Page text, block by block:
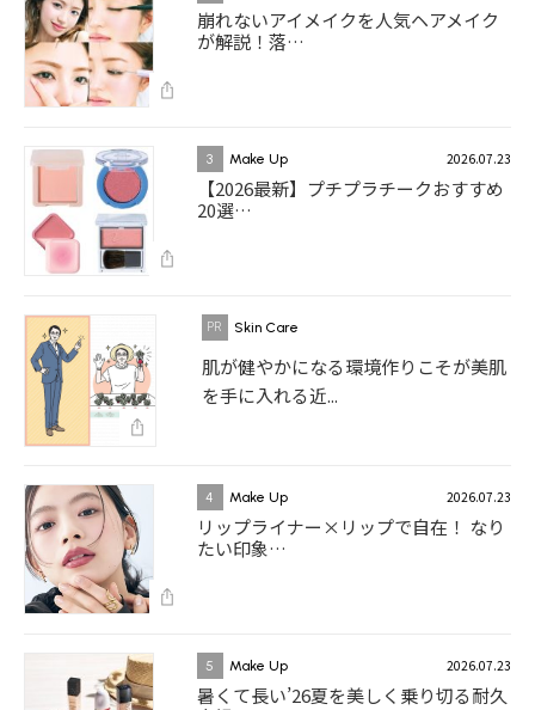
崩れないアイメイクを人気ヘアメイク
が解説！落…
3 Make Up 2026.07.23
【2026最新】プチプラチークおすすめ
20選…
Skin Care
肌が健やかになる環境作りこそが美肌
を手に入れる近...
4 Make Up 2026.07.23
リップライナー×リップで自在！ なり
たい印象…
5 Make Up 2026.07.23
暑くて長い’26夏を美しく乗り切る耐久